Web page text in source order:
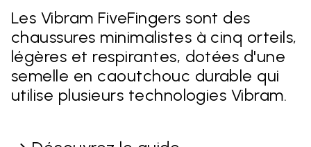
Les Vibram FiveFingers sont des
chaussures minimalistes à cinq orteils,
légères et respirantes, dotées d'une
semelle en caoutchouc durable qui
utilise plusieurs technologies Vibram.